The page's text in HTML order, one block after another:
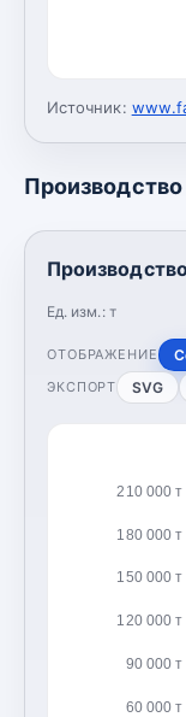
Источник:
Производство
Ед. изм.: т
ОТОБРАЖЕНИЕ
ЭКСПОРТ SVG
60 000 т
90 000 т
120 000 т
150 000 т
180 000 т
210 000 т